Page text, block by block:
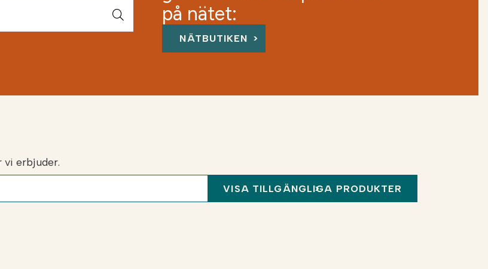
användas på åker eller i trädgård, där den
på nätet:
NÄTBUTIKEN
vi erbjuder.
VISA TILLGÄNGLIGA PRODUKTER